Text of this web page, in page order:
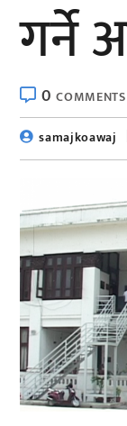
गर्ने
0COMMENTS
samajkoawaj